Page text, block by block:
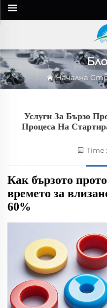
Начална
Услуги За Бързо
Процеса На
Time
Как бързото
времето за
60%